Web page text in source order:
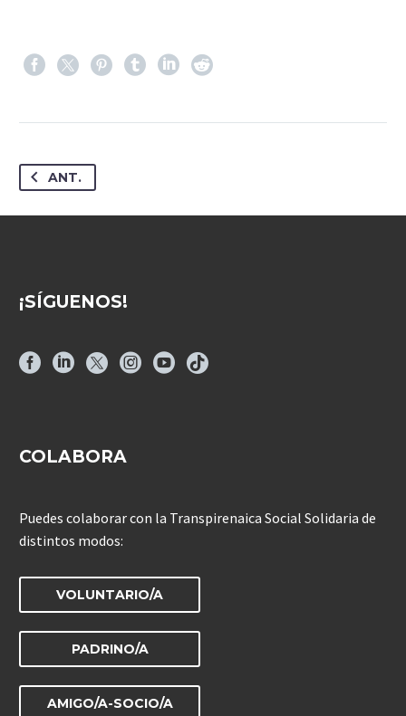
ANT.
¡SÍGUENOS!
COLABORA
Puedes colaborar con la Transpirenaica Social Solidaria de
distintos modos:
VOLUNTARIO/A
PADRINO/A
AMIGO/A-SOCIO/A